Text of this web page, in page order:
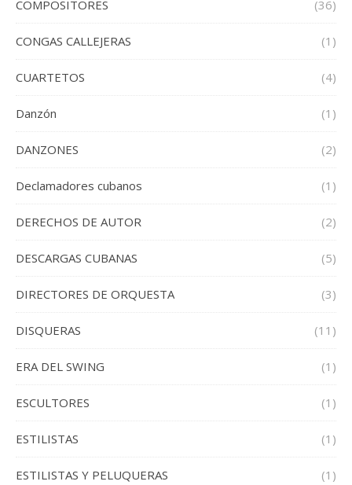
COMPOSITORES (36)
CONGAS CALLEJERAS (1)
CUARTETOS (4)
Danzón (1)
DANZONES (2)
Declamadores cubanos (1)
DERECHOS DE AUTOR (2)
DESCARGAS CUBANAS (5)
DIRECTORES DE ORQUESTA (3)
DISQUERAS (11)
ERA DEL SWING (1)
ESCULTORES (1)
ESTILISTAS (1)
ESTILISTAS Y PELUQUERAS (1)